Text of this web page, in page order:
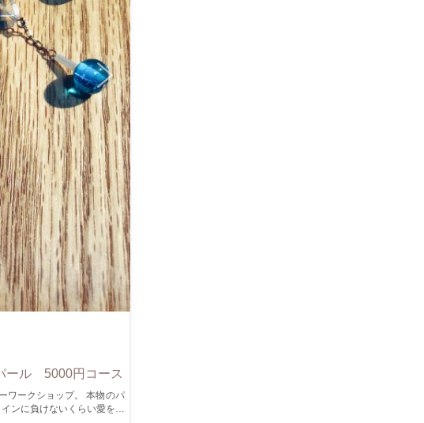
ール 5000円コース
ンに負けないくらい愛を伝